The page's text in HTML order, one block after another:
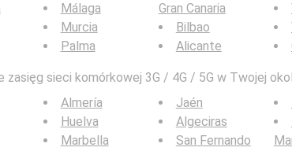
Málaga
Murcia
Palma
Gran Canaria
Bilbao
Alicante
zasięg sieci komórkowej 3G / 4G / 5G w Twojej
Almería
Huelva
Marbella
Jaén
Algeciras
San Fernando